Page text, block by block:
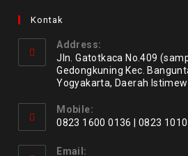
Kontak
Address:
Jln. Gatotkaca No.409
Gedongkuning Kec.
Yogyakarta, Daerah
Mobile:
0823 1600 0136 | 0823
Email: